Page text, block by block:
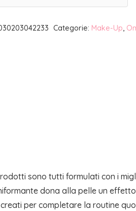
Categorie: Make-Up,
sono tutti formulati con i
dona alla pelle un
per completare la routine